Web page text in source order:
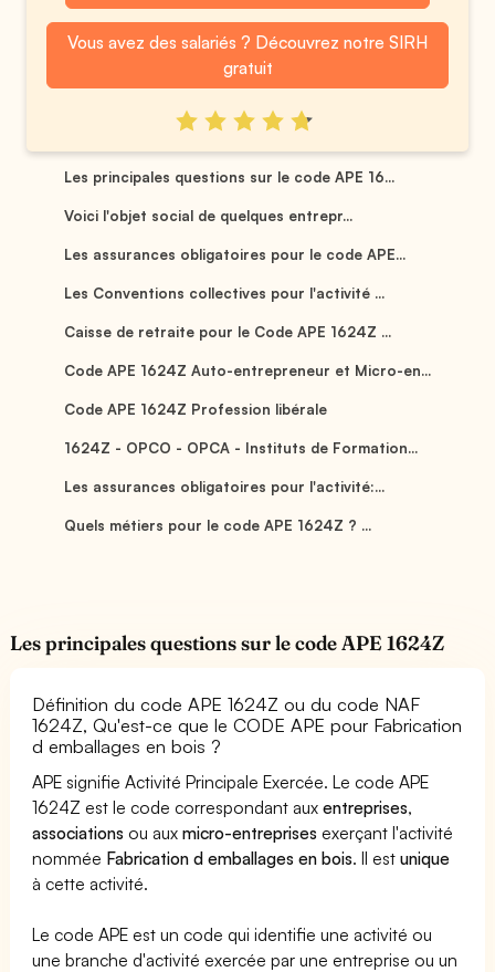
Vous avez des salariés ? Découvrez notre SIRH
gratuit
Les principales questions sur le code APE 16...
Voici l'objet social de quelques entrepr...
Les assurances obligatoires pour le code APE...
Les Conventions collectives pour l'activité ...
Caisse de retraite pour le Code APE 1624Z ...
Code APE 1624Z Auto-entrepreneur et Micro-en...
Code APE 1624Z Profession libérale
1624Z - OPCO - OPCA - Instituts de Formation...
Les assurances obligatoires pour l'activité:...
Quels métiers pour le code APE 1624Z ? ...
Les principales questions sur le code APE 1624Z
Définition du code APE 1624Z ou du code NAF
1624Z, Qu'est-ce que le CODE APE pour Fabrication
d emballages en bois ?
APE signifie Activité Principale Exercée. Le code APE
1624Z est le code correspondant auxentreprises,
associations ou auxmicro-entreprises exerçant l'activité
nommée Fabrication d emballages en bois. Il estunique
à cette activité.
Le code APE est un code qui identifie une activité ou
une branche d'activité exercée par une entreprise ou un